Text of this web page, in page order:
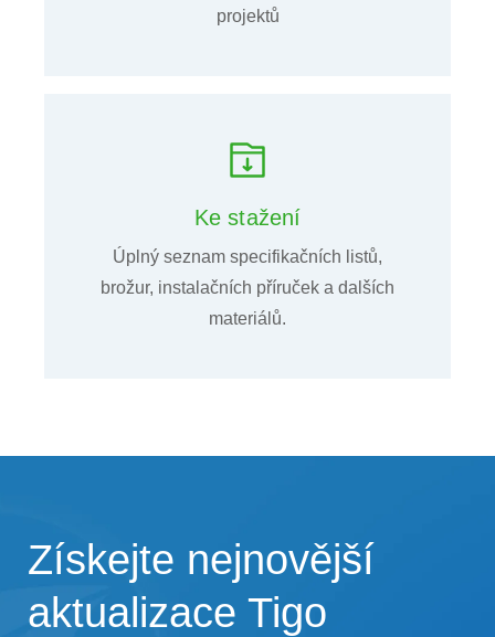
projektů
Ke stažení
Úplný seznam specifikačních listů,
brožur, instalačních příruček a dalších
materiálů.
Získejte nejnovější
aktualizace Tigo